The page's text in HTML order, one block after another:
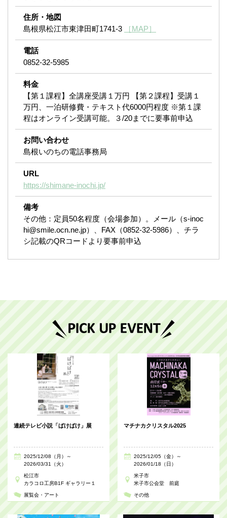
住所・地図
島根県松江市東津田町1741-3
［MAP］
電話
0852-32-5985
料金
【第１課程】全講座受講１万円 【第２課程】受講１
万円、一泊研修費・テキスト代6000円程度 ※第１課
程はオンライン受講可能。３/20までに要事前申込
お問い合わせ
島根いのちの電話事務局
URL
https://shimane-inochi.jp/
備考
その他：定員50名程度（会場参加）。メール（s-inoc
hi@smile.ocn.ne.jp）、FAX（0852-32-5986）、チラ
シ記載のQRコードより要事前申込
連続テレビ小説「ばけばけ」展
2025/12/08（月）～
2026/03/31（火）
松江市
カラコロ工房B1F ギャラリー１
展覧会・アート
マチナカクリスタル2025
2025/12/05（金）～
2026/01/18（日）
米子市
米子市公会堂 前庭
その他